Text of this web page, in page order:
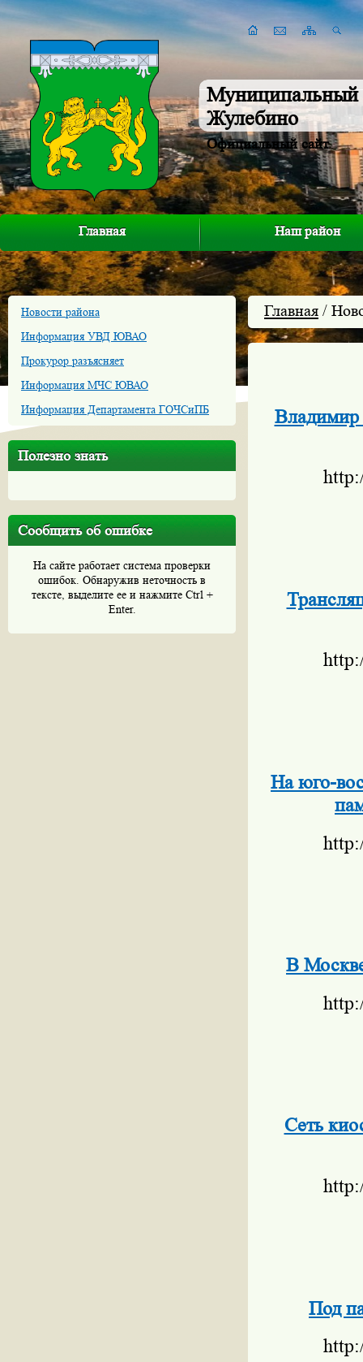
Муниципальный
Жулебино
Официальный сайт
Главная Наш район
Новости района
Информация УВД ЮВАО
Прокурор разъясняет
Информация МЧС ЮВАО
Информация Департамента ГОЧСиПБ
Полезно знать
Сообщить об ошибке
На сайте работает система проверки
ошибок. Обнаружив неточность в
тексте, выделите ее и нажмите Ctrl +
Enter.
Главная /
Владимир
На юго-
В
Сеть
Под